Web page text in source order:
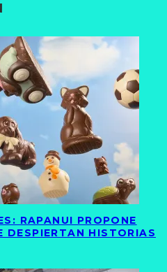
RAPANUI PROPONE
DESPIERTAN HISTORIAS